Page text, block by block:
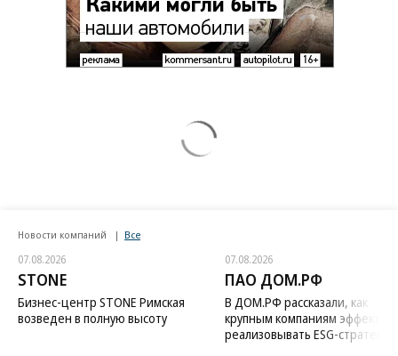
Новости компаний Все
07.08.2026
STONE
Бизнес-центр STONE Римская
возведен в полную высоту
07.08.2026
ПАО ДОМ.РФ
В ДОМ.РФ рассказали, как
крупным компаниям
реализовывать ESG-стратегию